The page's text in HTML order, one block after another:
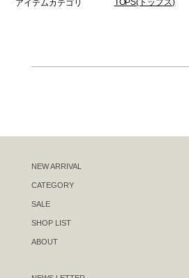
アイテムカテゴリ
NEW ARRIVAL
CATEGORY
SALE
SHOP LIST
ABOUT